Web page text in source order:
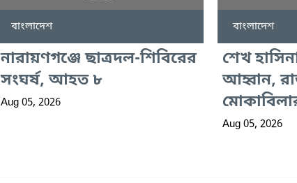
বাংলাদেশ
নারায়ণগঞ্জে ছাত্রদল-শিবিরের
সংঘর্ষ, আহত ৮
Aug 05, 2026
বাংলাদেশ
শেখ
আহ্বান,
মোকাবিলার
Aug 05, 2026